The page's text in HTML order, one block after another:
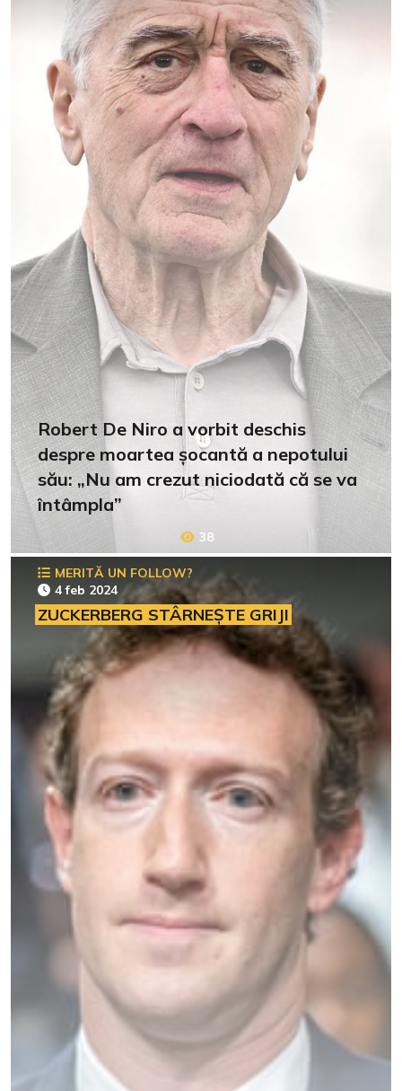
Robert De Niro a vorbit deschis
despre moartea șocantă a nepotului
său: „Nu am crezut niciodată că se va
întâmpla”
38
MERITĂ UN FOLLOW?
4 feb 2024
ZUCKERBERG STÂRNEȘTE GRIJI